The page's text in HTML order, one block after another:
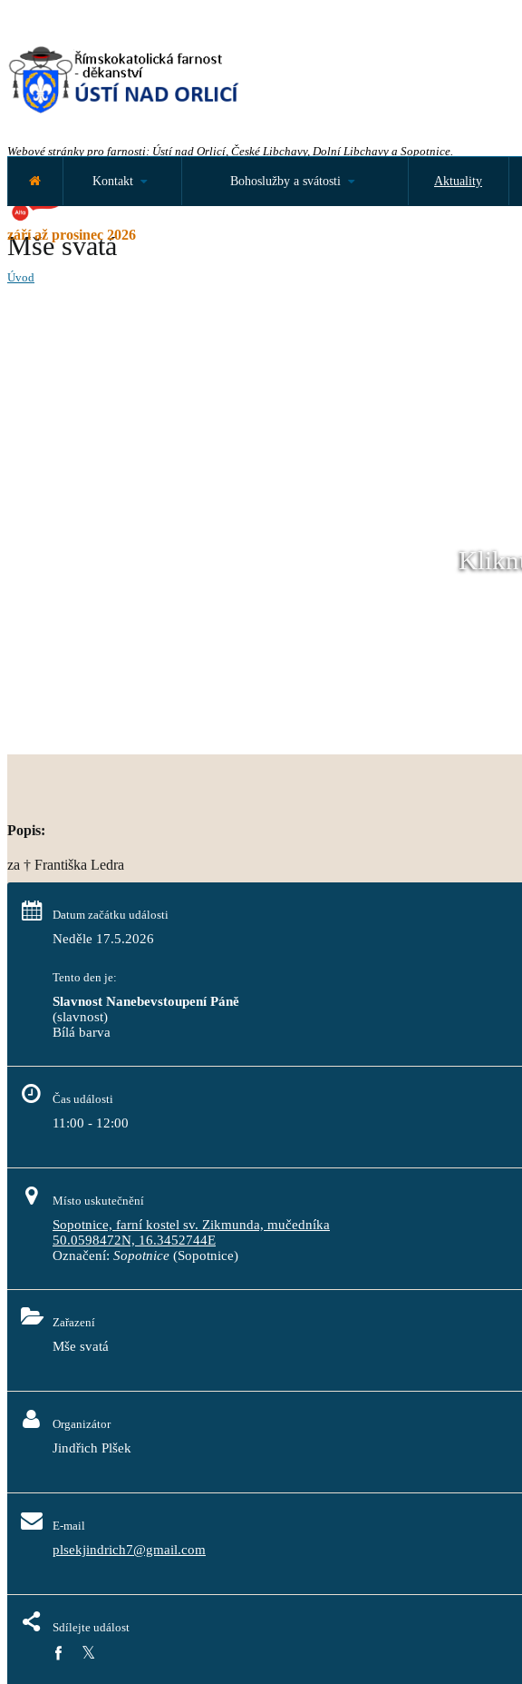
Webové stránky pro farnosti: Ústí nad Orlicí, České Libchavy, Dolní Libchavy a Sopotnice.
září až prosinec 2026
Kontakt Bohoslužby a svátosti Aktuality
Mše svatá
Úvod
Popis:
za † Františka Ledra
Datum začátku události
Neděle 17.5.2026
Tento den je:
Slavnost Nanebevstoupení Páně
(slavnost)
Bílá barva
Čas události
11:00 - 12:00
Místo uskutečnění
Sopotnice, farní kostel sv. Zikmunda, mučedníka
50.0598472N, 16.3452744E
Označení: Sopotnice (Sopotnice)
Zařazení
Mše svatá
Organizátor
Jindřich Plšek
E-mail
plsekjindrich7@gmail.com
Sdílejte událost